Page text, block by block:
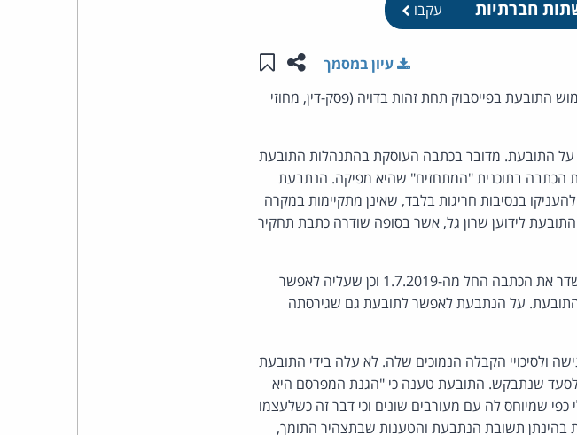
חברתיות עקבו
שתפו עמוד זה
שמור ב"תכנים שלי"
עיון במסמך
בפייסבוק תחת זהות בדויה (פסק-דין, מחוזי
על התובעת. מדובר בכתבה העוסקת בהתנהלות התובעת
הכתבה בתוכנית "המתחזים" שהיא מפיקה. הנתבעת
בנסיבות חריגות בלבד, שאינן מתקיימות במקרה
לידוען שרון גל, אשר בסופה שודרה כתבת תחקיר
יש לדחות את התובענה, תוך קביעה שהנתבעת רשאית לשדר את הכתבה החל מה-1.7.2019 וכן שעליה לאפשר
התובעת. על הנתבעת לאפשר לתובעת גם שגירסתה
ולסיכויי הקבלה הנמוכים שלה. לא עלה בידי התובעת
לסעד שנתבקש. התובעת טענה כי "הגנת המפרסם היא
שמיוחס לה עם מעורבים שונים וכי דבר זה כשלעצמו
תשובת הנתבעת והטענות שבתצהיר התומך,